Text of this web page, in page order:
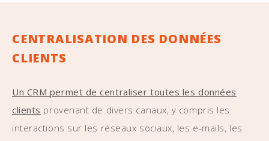
CENTRALISATION DES DONNÉES
CLIENTS
Un CRM permet de centraliser toutes les données
clients provenant de divers canaux, y compris les
interactions sur les réseaux sociaux, les e-mails, les